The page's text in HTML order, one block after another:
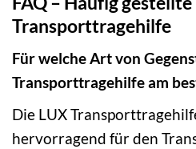
Transporttragehilfe
Für welche Art von
Transporttragehilfe am
Die LUX
hervorragend für den